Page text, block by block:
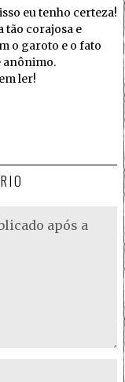
eu tenho certeza!
tão corajosa e
o garoto e o fato
anônimo.
ler!